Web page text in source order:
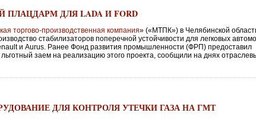
ПЛАЦДАРМ ДЛЯ LADA И FORD
торгово-производственная компания» («МТПК») в Челябинской
стабилизаторов поперечной устойчивости для легковых
и Aurus. Ранее Фонд развития промышленности (ФРП) предоставил
заем на реализацию этого проекта, сообщили на днях
ДЛЯ КОНТРОЛЯ УТЕЧКИ ГАЗА НА ГМТ